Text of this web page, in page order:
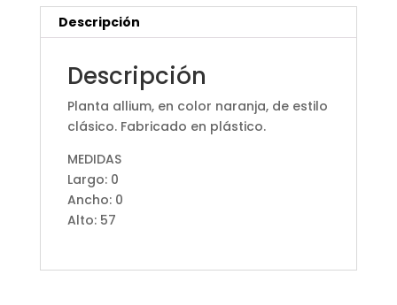
Descripción
Descripción
Planta allium, en color naranja, de estilo
clásico. Fabricado en plástico.
MEDIDAS
Largo: 0
Ancho: 0
Alto: 57